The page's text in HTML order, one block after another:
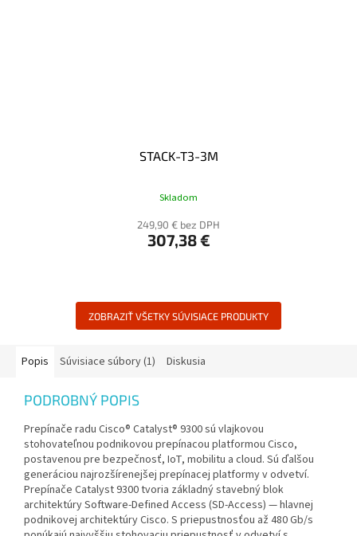
STACK-T3-3M
Skladom
249,90 € bez DPH
307,38 €
ZOBRAZIŤ VŠETKY SÚVISIACE PRODUKTY
Popis Súvisiace súbory (1) Diskusia
PODROBNÝ POPIS
Prepínače radu Cisco® Catalyst® 9300 sú vlajkovou
stohovateľnou podnikovou prepínacou platformou Cisco,
postavenou pre bezpečnosť, IoT, mobilitu a cloud. Sú ďalšou
generáciou najrozšírenejšej prepínacej platformy v odvetví.
Prepínače Catalyst 9300 tvoria základný stavebný blok
architektúry Software-Defined Access (SD-Access) — hlavnej
podnikovej architektúry Cisco. S priepustnosťou až 480 Gb/s